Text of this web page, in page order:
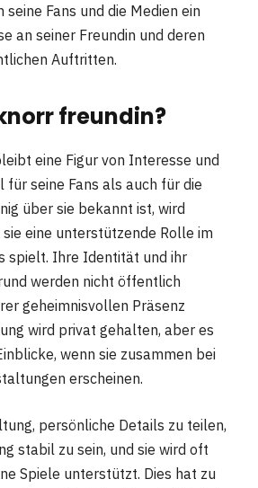
Fans und die Medien ein
an seiner Freundin und deren
Auftritten.
freundin?
eine Figur von Interesse und
für seine Fans als auch für die
über sie bekannt ist, wird
eine unterstützende Rolle im
spielt. Ihre Identität und ihr
werden nicht öffentlich
geheimnisvollen Präsenz
wird privat gehalten, aber es
wenn sie zusammen bei
erscheinen.
persönliche Details zu teilen,
stabil zu sein, und sie wird oft
Spiele unterstützt. Dies hat zu